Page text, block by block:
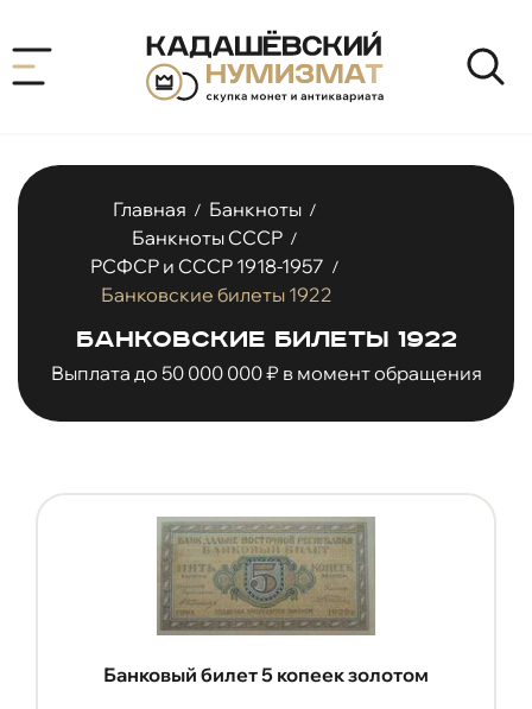
Главная / Банкноты /
Банкноты СССР /
РСФСР и СССР 1918-1957 /
Банковские билеты 1922
Банковские билеты 1922
Выплата до 50 000 000 ₽ в момент обращения
Банковый билет 5 копеек золотом